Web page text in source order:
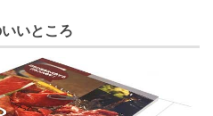
いところ